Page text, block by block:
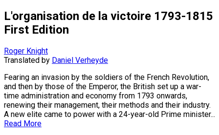
L'organisation de la victoire 1793-1815
First Edition
Roger Knight
Translated by Daniel Verheyde
Fearing an invasion by the soldiers of the French Revolution,
and then by those of the Emperor, the British set up a war-
time administration and economy from 1793 onwards,
renewing their management, their methods and their industry.
A new elite came to power with a 24-year-old Prime minister...
Read More